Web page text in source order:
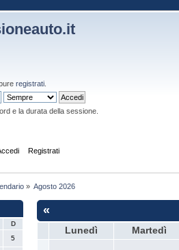
registrati
e la durata della sessione.
Registrati
» Agosto 2026
D
5
«
Lunedì Martedì